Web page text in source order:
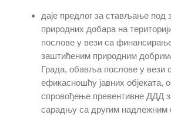
даје предлог за стављање под
природних добара на
послове у вези са
заштићеним природним
Града, обавља послове у вези
ефикасношћу јавних објеката,
спровођење превентивне ДДД
сарадњу са другим надлежним